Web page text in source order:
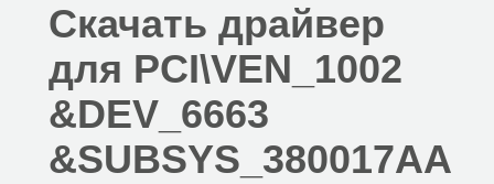
Скачать драйвер
для PCI\VEN_1002
&DEV_6663
&SUBSYS_380017AA